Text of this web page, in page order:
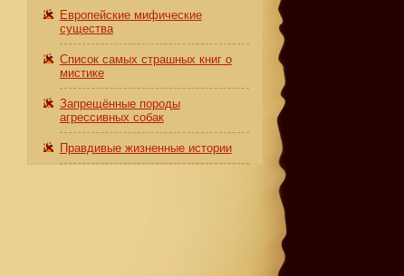
Европейские мифические
существа
Список самых страшных книг о
мистике
Запрещённые породы
агрессивных собак
Правдивые жизненные истории